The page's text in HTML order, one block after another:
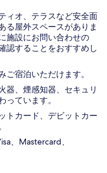
ィオ、テラスなど安全面
る屋外スペースがありま
施設にお問い合わせの
認することをおすすめし
宿泊いただけます。
器、煙感知器、セキュリ
っています。
トカード、デビットカー
、Mastercard、